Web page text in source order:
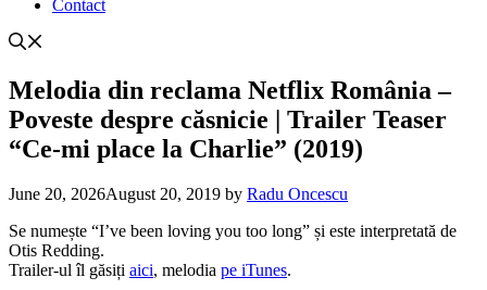
Contact
Melodia din reclama Netflix România –
Poveste despre căsnicie | Trailer Teaser
“Ce-mi place la Charlie” (2019)
June 20, 2026August 20, 2019 by Radu Oncescu
Se numește “I’ve been loving you too long” și este interpretată de
Otis Redding.
Trailer-ul îl găsiți aici, melodia pe iTunes.